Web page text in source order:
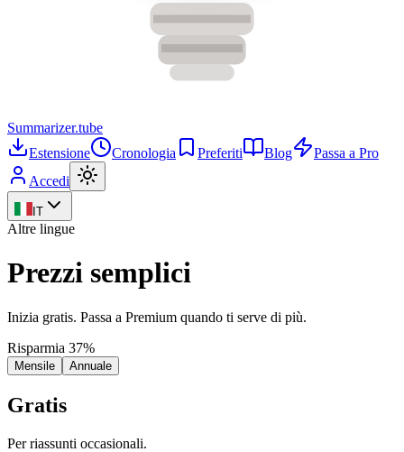
Summarizer.tube
Estensione
Cronologia Preferiti Blog
Passa a Pro
Accedi
IT
Altre lingue
Prezzi semplici
Inizia gratis. Passa a Premium quando ti serve di più.
Risparmia 37%
Mensile Annuale
Gratis
Per riassunti occasionali.